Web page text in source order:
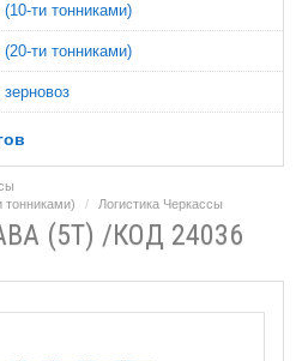
(10-ти тонниками)
(20-ти тонниками)
зерновоз
тонниками)
Логистика Черкассы
(5Т) /КОД 24036